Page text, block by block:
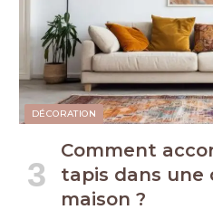
DÉCORATION
Comment
tapis dans une
maison ?